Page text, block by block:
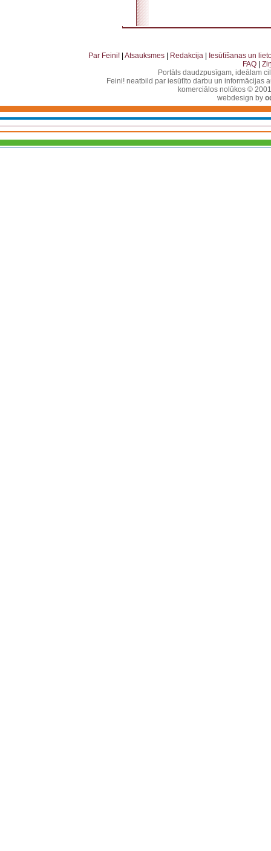
Par Feini! Atsauksmes Redakcija
Iesūtīšanas un
FAQ
Portāls daudzpusīgam, ideālam
Feini! neatbild par iesūtīto darbu un informācijas
komerciālos nolūkos ©
webdesign by